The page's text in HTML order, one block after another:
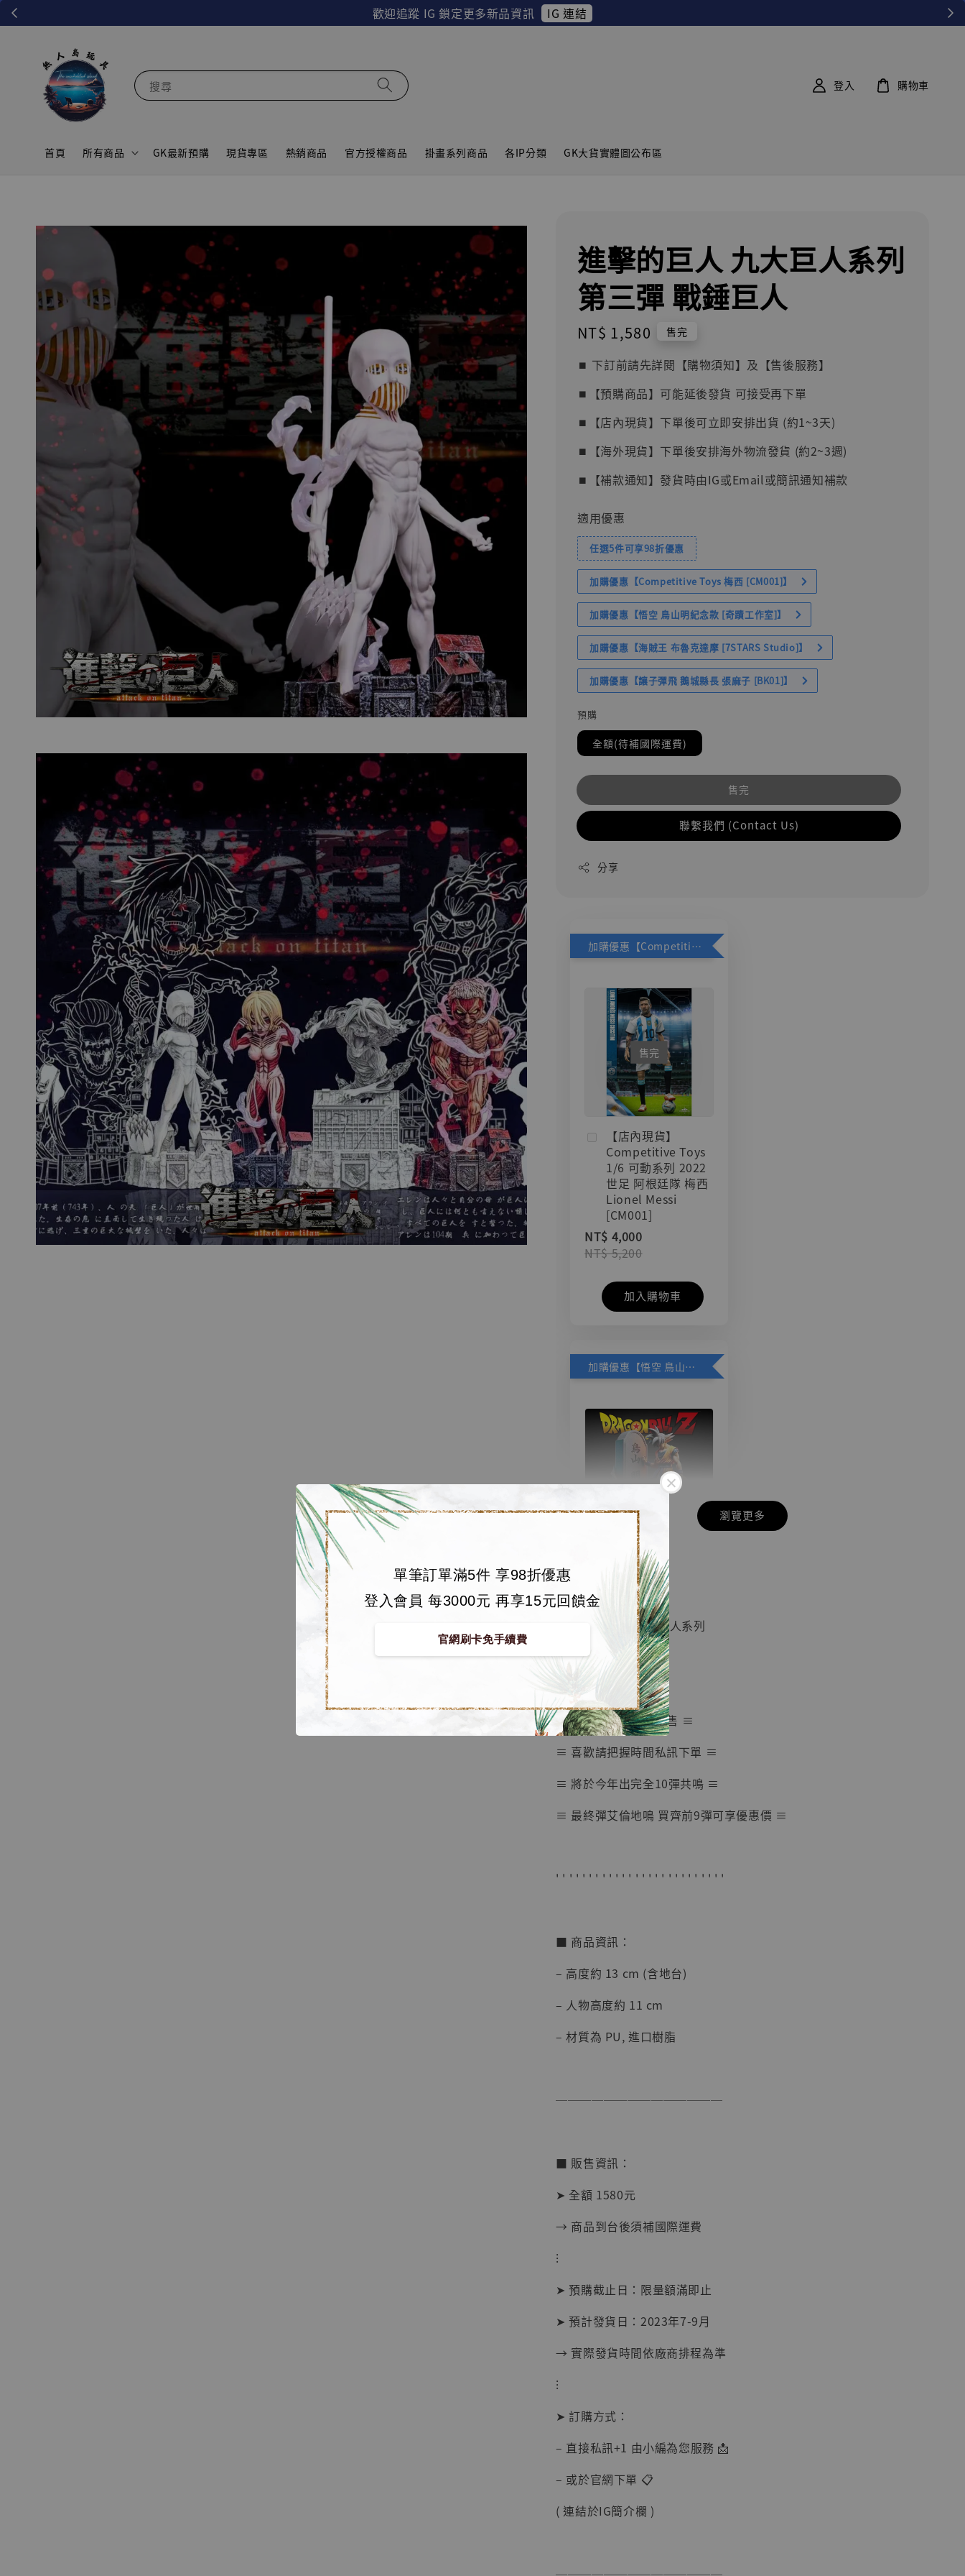
歡迎追蹤 IG 鎖定更多新品資訊 IG 連結
單筆訂單滿5件 享98折優惠
登入會員 每3000元 再享15元回饋金
官網刷卡免手續費
搜尋
首頁 所有商品 GK最新預購 現貨專區 熱銷商品 官方授權商品 掛畫系列商品 各IP分類 GK大貨實體圖公布區
登入 購物車
進擊的巨人 九大巨人系列
第三彈 戰錘巨人
Regular
price
NT$ 1,580 售完
⏹︎ 下訂前請先詳閱【購物須知】及【售後服務】
⏹︎【預購商品】可能延後發貨 可接受再下單
⏹︎【店內現貨】下單後可立即安排出貨 (約1~3天)
⏹︎【海外現貨】下單後安排海外物流發貨 (約2~3週)
⏹︎【補款通知】發貨時由IG或Email或簡訊通知補款
適用優惠
任選5件可享98折優惠
加購優惠【Competitive Toys 梅西 [CM001]】
加購優惠【悟空 鳥山明紀念款 [奇蹟工作室]】
加購優惠【海賊王 布魯克達摩 [7STARS Studio]】
加購優惠【讓子彈飛 鵝城縣長 張麻子 [BK01]】
預購
全額(待補國際運費)
售完
聯繫我們 (Contact Us)
分享
加購優惠【Competitive Toys 梅西 [CM001]】
售完
【店內現貨】
Competitive Toys
1/6 可動系列 2022
世足 阿根廷隊 梅西
Lionel Messi
[CM001]
NT$ 4,000
NT$ 5,200
加入購物車
加購優惠【悟空 鳥山明紀念款 [奇蹟工作室]】
【店內現貨】七龍珠
系列蒐藏雕像 悟空
鳥山明紀念款 [奇蹟
工作室]
NT$ 4,280
NT$ 5,580
-
加入購物車
加購優惠【海賊王 布魯克達摩 [7STARS Studio]】
【店內現貨】海賊王
系列蒐藏雕像 布魯
克達摩 [7STARS
Studio]
NT$ 1,870
【現貨】
BJSTUDIO 1/6系列
子 [BK01]
NT$ 5,300
- +
瀏覽更多
🏝【無人島玩具】
■ 進擊的巨人 九大巨人系列
➤ 第三彈 戰錘巨人
≡ 限量300組 隨時完售 ≡
≡ 喜歡請把握時間私訊下單 ≡
≡ 將於今年出完全10彈共鳴 ≡
≡ 最終彈艾倫地鳴 買齊前9彈可享優惠價 ≡
' ' ' ' ' ' ' ' ' ' ' ' ' ' ' ' ' ' ' ' ' ' ' ' ' '
■ 商品資訊：
– 高度約 13 cm (含地台)
– 人物高度約 11 cm
– 材質為 PU, 進口樹脂
──────────────
■ 販售資訊：
➤ 全額 1580元
→ 商品到台後須補國際運費
⁝
➤ 預購截止日：限量額滿即止
➤ 預計發貨日：2023年7-9月
→ 實際發貨時間依廠商排程為準
⁝
➤ 訂購方式：
– 直接私訊+1 由小編為您服務 📩
– 或於官網下單 📋
( 連結於IG簡介欄 )